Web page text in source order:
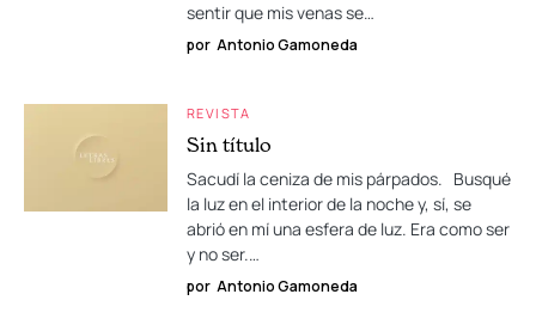
sentir que mis venas se…
por Antonio Gamoneda
REVISTA
Sin título
Sacudí la ceniza de mis párpados. Busqué
la luz en el interior de la noche y, sí, se
abrió en mí una esfera de luz. Era como ser
y no ser.…
por Antonio Gamoneda